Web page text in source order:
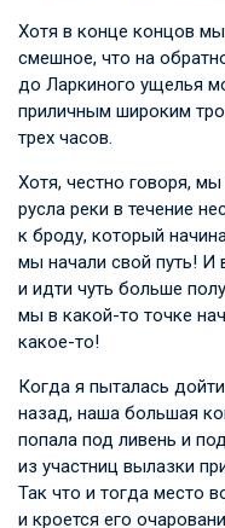
Хотя в конце концов
смешное, что на
до Ларкиного ущелья
приличным широким
трех часов.
Хотя, честно говоря,
русла реки в течение
к броду, который
мы начали свой путь! И
и идти чуть больше
мы в какой-то точке
какое-то!
Когда я пыталась
назад, наша большая
попала под ливень и
из участниц вылазки
Так что и тогда место
и кроется его